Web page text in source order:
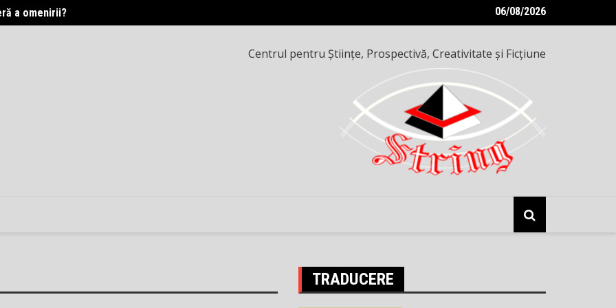
a omenirii? Printre inteligențe — o seară altfel, pe 8 mai 202606/08/2026
Centrul pentru Ştiinţe, Prospectivă, Creativitate şi Ficţiune
TRADUCERE